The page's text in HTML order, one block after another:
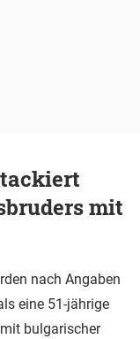
mit
nach Angaben
eine 51-jährige
bulgarischer